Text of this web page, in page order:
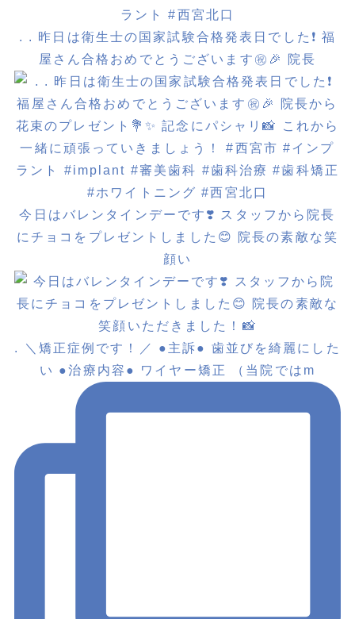
. . 昨日は衛生士の国家試験合格発表日でした❗️ 福
屋さん合格おめでとうございます㊗️🎉 院長
今日はバレンタインデーです❣️ スタッフから院長
にチョコをプレゼントしました😊 院長の素敵な笑
顔い
. ＼矯正症例です！／ ●主訴● 歯並びを綺麗にした
い ●治療内容● ワイヤー矯正 （当院ではm